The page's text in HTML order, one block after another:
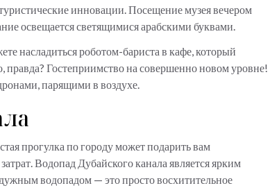
инновации. Посещение музея вечером
освещается светящимися арабскими буквами.
насладиться роботом-бариста в кафе, который
правда? Гостеприимство на совершенно новом уровне!
парящими в воздухе.
прогулка по городу может подарить вам
Водопад Дубайского канала является ярким
водопадом — это просто восхитительное